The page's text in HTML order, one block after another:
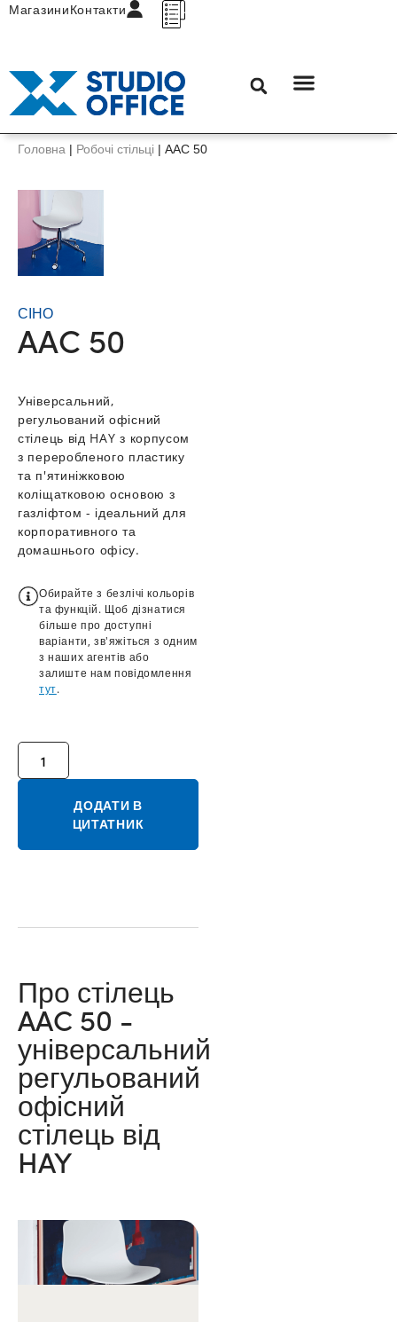
МагазиниКонтакти
Головна | Робочі стільці | AAC 50
СІНО
AAC 50
Універсальний,
регульований офісний
стілець від HAY з корпусом
з переробленого пластику
та п'ятиніжковою
коліщатковою основою з
газліфтом - ідеальний для
корпоративного та
домашнього офісу.
Обирайте з безлічі кольорів
та функцій. Щоб дізнатися
більше про доступні
варіанти, зв'яжіться з одним
з наших агентів або
залиште нам повідомлення
тут.
ДОДАТИ В
ЦИТАТНИК
Про стілець
AAC 50 -
універсальний
регульований
офісний
стілець від
HAY